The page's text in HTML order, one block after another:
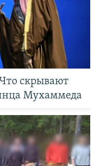
скрывают
Мухаммеда